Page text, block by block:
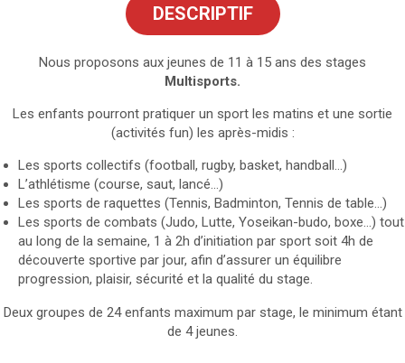
DESCRIPTIF
Nous proposons aux jeunes de 11 à 15 ans des stages
Multisports.
Les enfants pourront pratiquer un sport les matins et une sortie
(activités fun) les après-midis :
Les sports collectifs (football, rugby, basket, handball…)
L’athlétisme (course, saut, lancé…)
Les sports de raquettes (Tennis, Badminton, Tennis de table…)
Les sports de combats (Judo, Lutte, Yoseikan-budo, boxe…) tout
au long de la semaine, 1 à 2h d’initiation par sport soit 4h de
découverte sportive par jour, afin d’assurer un équilibre
progression, plaisir, sécurité et la qualité du stage.
Deux groupes de 24 enfants maximum par stage, le minimum étant
de 4 jeunes.